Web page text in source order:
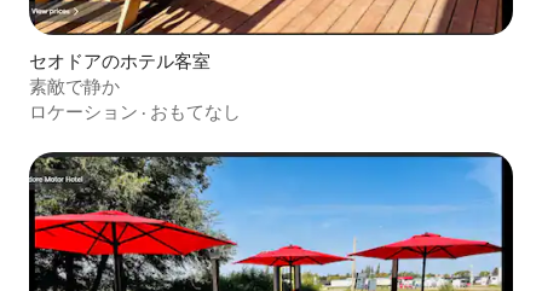
セオドアのホテル客室
素敵で静か
ロケーション · おもてなし